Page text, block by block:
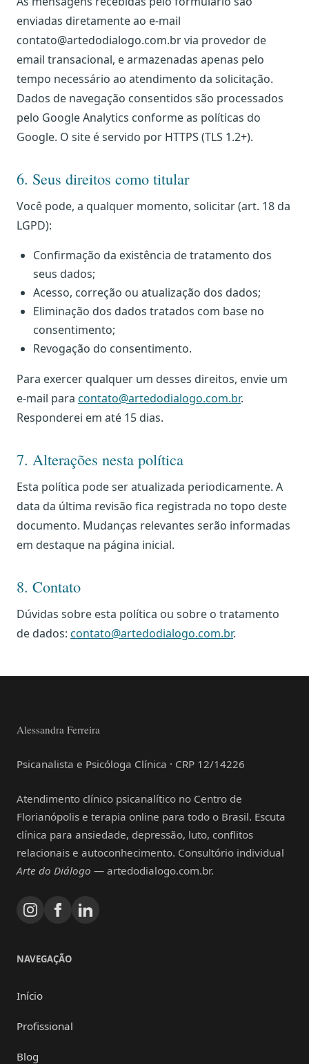
enviadas diretamente ao e-mail
contato@artedodialogo.com.brvia provedor de
email transacional, e armazenadas apenas pelo
tempo necessário ao atendimento da solicitação.
Dados de navegação consentidos são processados
pelo Google Analytics conforme as políticas do
Google. O site é servido por HTTPS (TLS 1.2+).
6. Seus direitos como titular
Você pode, a qualquer momento, solicitar (art. 18 da
LGPD):
Confirmação da existência de tratamento dos
seus dados;
Acesso, correção ou atualização dos dados;
Eliminação dos dados tratados com base no
consentimento;
Revogação do consentimento.
Para exercer qualquer um desses direitos, envie um
e-mail para contato@artedodialogo.com.br.
Responderei em até 15 dias.
7. Alterações nesta política
Esta política pode ser atualizada periodicamente. A
data da última revisão fica registrada no topo deste
documento. Mudanças relevantes serão informadas
em destaque na página inicial.
8. Contato
Dúvidas sobre esta política ou sobre o tratamento
de dados: contato@artedodialogo.com.br.
Alessandra Ferreira
Psicanalista e Psicóloga Clínica · CRP 12/14226
Atendimento clínico psicanalítico no Centro de
Florianópolis e terapia online para todo o Brasil. Escuta
clínica para ansiedade, depressão, luto, conflitos
relacionais e autoconhecimento. Consultório individual
Arte do Diálogo — artedodialogo.com.br.
NAVEGAÇÃO
Início
Profissional
Blog